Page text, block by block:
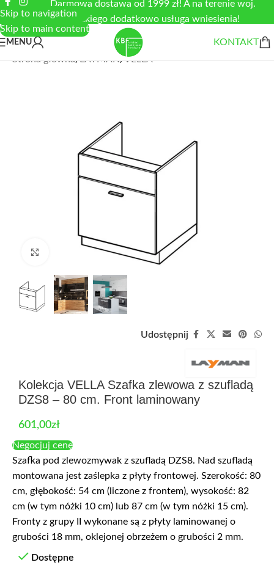
Skip to navigation
Skip to main content
Darmowa dostawa od 1999 zł! A na terenie woj.
łódzkiego dodatkowo usługa wniesienia!
MENU
KONTAKT
Strona główna/ LAYMAN/VELLA
Zobacz duże zdjęcie
Udostępnij
Kolekcja VELLA Szafka zlewowa z szufladą
DZS8 – 80 cm. Front laminowany
601,00zł
Negocjuj cenę
Szafka pod zlewozmywak z szufladą DZS8. Nad szufladą
montowana jest zaślepka z płyty frontowej. Szerokość: 80
cm, głębokość: 54 cm (liczone z frontem), wysokość: 82
cm (w tym nóżki 10 cm) lub 87 cm (w tym nóżki 15 cm).
Fronty z grupy II wykonane są z płyty laminowanej o
grubości 18 mm, oklejonej obrzeżem o grubości 2 mm.
Dostępne